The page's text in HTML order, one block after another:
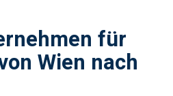
für
Wien nach